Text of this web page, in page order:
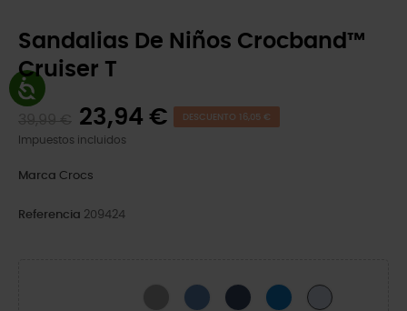
Sandalias De Niños Crocband™
Cruiser T
23,94 € DESCUENTO 16,05 €
Impuestos incluidos
Marca Crocs
Referencia 209424
Slate Grey/Acidity
Bijou Blue/Light Grey
Navy/Varsity Red
Blue Bolt/Venetian Blue
Dreamscape/